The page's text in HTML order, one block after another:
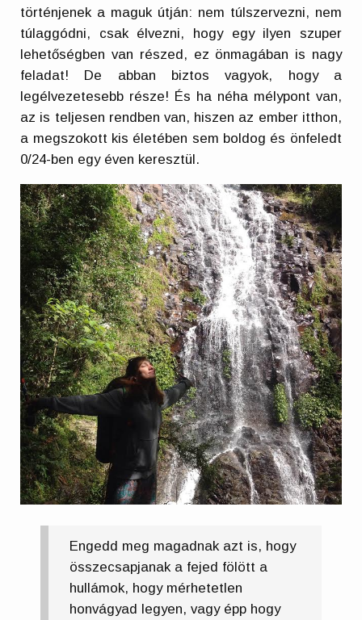
történjenek a maguk útján: nem túlszervezni, nem
túlaggódni, csak élvezni, hogy egy ilyen szuper
lehetőségben van részed, ez önmagában is nagy
feladat! De abban biztos vagyok, hogy a
legélvezetesebb része! És ha néha mélypont van,
az is teljesen rendben van, hiszen az ember itthon,
a megszokott kis életében sem boldog és önfeledt
0/24-ben egy éven keresztül.
Engedd meg magadnak azt is, hogy
összecsapjanak a fejed fölött a
hullámok, hogy mérhetetlen
honvágyad legyen, vagy épp hogy